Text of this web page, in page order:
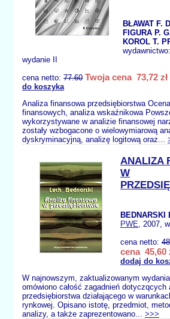
BŁAWAT F.
FIGURA P.
KOROL T.
wydanie II
cena netto: 77.60 Twoja cena 73,72 zł
do koszyka
Analiza finansowa przedsiębiorstwa
finansowych, analiza wskaźnikowa
wykorzystywane w analizie finansowej
zostały wzbogacone o wielowymiarową
dyskryminacyjną, analizę logitową oraz...
ANALIZA
W
BEDNARSKI
PWE, 2007,
cena netto:
cena 45,60
dodaj do
W najnowszym, zaktualizowanym
omówiono całość zagadnień dotyczqcych
przedsiębiorstwa działającego w
rynkowej. Opisano istotę, przedmiot,
analizy, a także zaprezentowano... >>>